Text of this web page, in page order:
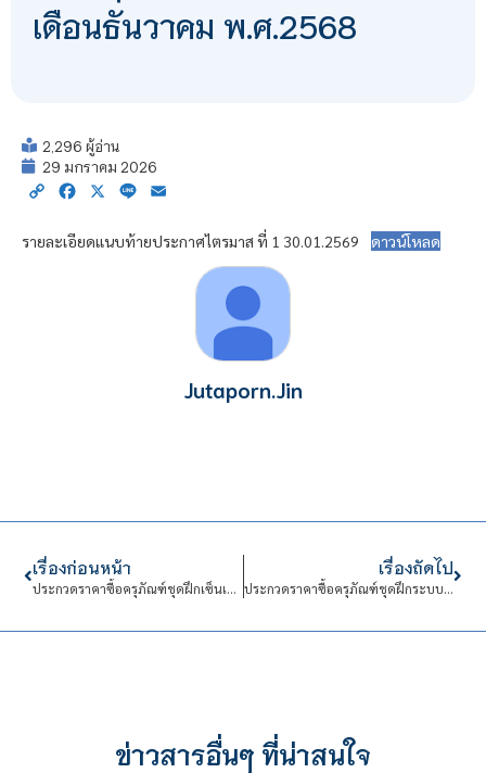
เดือนธันวาคม พ.ศ.2568
2,296 ผู้อ่าน
29 มกราคม 2026
Copy Facebook
X Line
รายละเอียดแนบท้ายประกาศไตรมาส ที่ 1 30.01.2569 ดาวน์โหลด
Jutaporn.Jin
เรื่องก่อนหน้า
ประกวดราคาซื้อครุภัณฑ์ชุดฝึกเซ็นเซอร์และทรานดิวเซอร์ แขวงดุสิต เขตดุสิต กรุงเทพมหานคร จำนวน 6 ชุด ด้วยวิธีประกวดราคาอิเล็กทรอนิกส์ (e-bidding) ครั้งที่ 2 เป็นเงินทั้งสิ้น 584,400.00 บาท (ห้าแสนแปดหมื่นสี่พันสี่ร้อยบาทถ้วน)
เรื่องถัดไป
ประกวดราคาซื้อครุภัณฑ์ชุดฝึกระบบการผลิตไฟฟ้าจากเซลล์แสงอาทิตย์ และระบบกักเก็บพลังงาน พร้อมระบบตรวจวัดสภาพแวดล้อม แขวงดุสิต เขตดุสิต กรุงเทพมหานคร จำนวน 1 ชุด ด้วยวิธีประกวดราคาอิเล็กทรอนิกส์ (e-bidding) ครั้งที่ 3 เป็นเงินทั้งสิ้น 535,000.00 บาท (ห้าแสนสามหมื่นห้าพันบาทถ้วน)
ข่าวสารอื่นๆ ที่น่าสนใจ